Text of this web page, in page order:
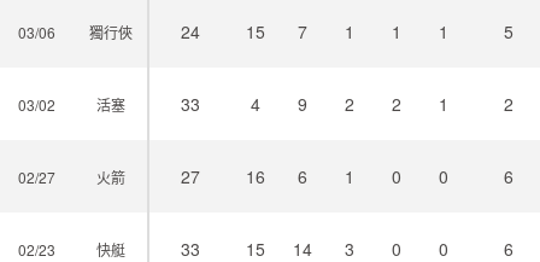
03/06 獨行俠
03/02 活塞
02/27 火箭
02/23 快艇
24 15 7 1 1 1 5
33 4 9 2 2 1 2
27 16 6 1 0 0 6
33 15 14 3 0 0 6